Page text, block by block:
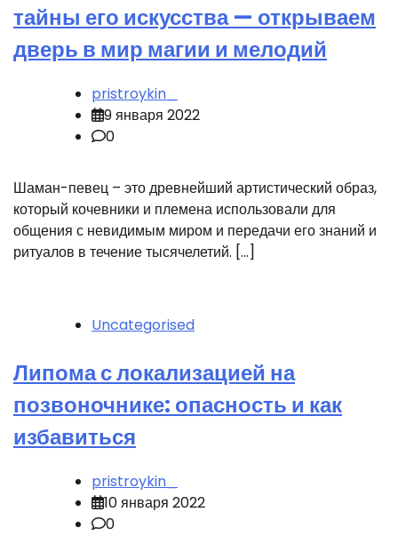
тайны его искусства — открываем
дверь в мир магии и мелодий
pristroykin_
9 января 2022
0
Шаман-певец – это древнейший артистический образ,
который кочевники и племена использовали для
общения с невидимым миром и передачи его знаний и
ритуалов в течение тысячелетий. […]
Uncategorised
Липома с локализацией на
позвоночнике: опасность и как
избавиться
pristroykin_
10 января 2022
0